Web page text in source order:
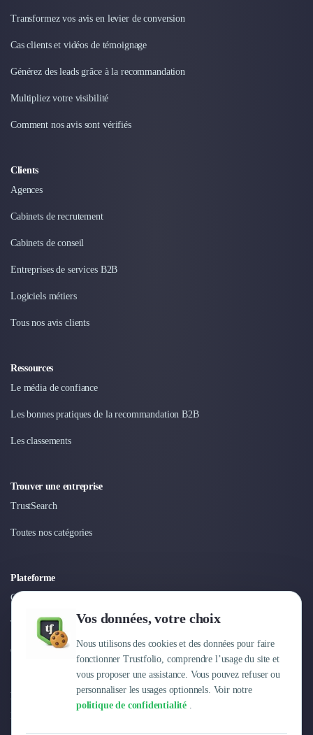
Vos données, votre choix
Nous utilisons des cookies et des données pour faire
fonctionner Trustfolio, comprendre l’usage du site et
vous proposer une assistance. Vous pouvez refuser ou
personnaliser les usages optionnels. Voir notre
politique de confidentialité .
Transformez vos avis en levier de conversion
Cas clients et vidéos de témoignage
Générez des leads grâce à la recommandation
Multipliez votre visibilité
Comment nos avis sont vérifiés
Clients
Agences
Cabinets de recrutement
Cabinets de conseil
Entreprises de services B2B
Logiciels métiers
Tous nos avis clients
Ressources
Le média de confiance
Les bonnes pratiques de la recommandation B2B
Les classements
Trouver une entreprise
TrustSearch
Toutes nos catégories
Plateforme
Connexion
Tarifs
Centre d'aide
Entreprise
Pourquoi Trustfolio ?